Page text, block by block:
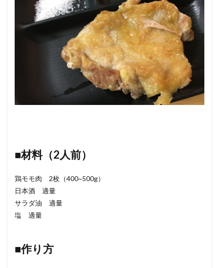
■材料（2人前）
鶏モモ肉 2枚（400~500g）
日本酒 適量
サラダ油 適量
塩 適量
■作り方